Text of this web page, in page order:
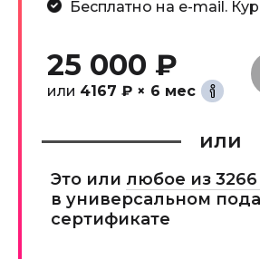
Бесплатно на e-mail.
25 000 ₽
или 4167 ₽ × 6 мес
или
Это или любое из
в универсальном
сертификате